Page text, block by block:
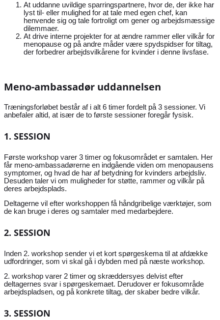
At uddanne uvildige sparringspartnere, hvor de, der ikke har
lyst til- eller mulighed for at tale med egen chef, kan
henvende sig og tale fortroligt om gener og arbejdsmæssige
dilemmaer.
At drive interne projekter for at ændre rammer eller vilkår for
menopause og på andre måder være spydspidser for tiltag,
der forbedrer arbejdsvilkårene for kvinder i denne livsfase.
Meno-ambassadør uddannelsen
Træningsforløbet består af i alt 6 timer fordelt på 3 sessioner. Vi
anbefaler altid, at især de to første sessioner foregår fysisk.
1. SESSION
Første workshop varer 3 timer og fokusområdet er samtalen. Her
får meno-ambassadørerne en indgående viden om menopausens
symptomer, og hvad de har af betydning for kvinders arbejdsliv.
Desuden taler vi om muligheder for støtte, rammer og vilkår på
deres arbejdsplads.
Deltagerne vil efter workshoppen få håndgribelige værktøjer, som
de kan bruge i deres og samtaler med medarbejdere.
2. SESSION
Inden 2. workshop sender vi et kort spørgeskema til at afdække
udfordringer, som vi skal gå i dybden med på næste workshop.
2. workshop varer 2 timer og skræddersyes delvist efter
deltagernes svar i spørgeskemaet. Derudover er fokusområde
arbejdspladsen, og på konkrete tiltag, der skaber bedre vilkår.
3. SESSION